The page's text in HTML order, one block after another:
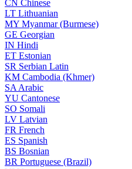
CN Chinese
LT Lithuanian
MY Myanmar (Burmese)
GE Georgian
IN Hindi
ET Estonian
SR Serbian Latin
KM Cambodia (Khmer)
SA Arabic
YU Cantonese
SO Somali
LV Latvian
FR French
ES Spanish
BS Bosnian
BR Portuguese (Brazil)